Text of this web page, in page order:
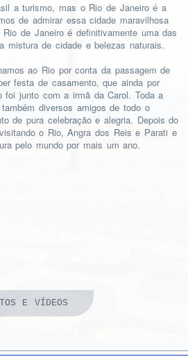
a turismo, mas o Rio de Janeiro é a
de admirar essa cidade maravilhosa
de Janeiro é definitivamente uma das
mistura de cidade e belezas naturais.
ao Rio por conta da passagem de
festa de casamento, que ainda por
junto com a irmã da Carol. Toda a
diversos amigos de todo o
de pura celebração e alegria. Depois do
o Rio, Angra dos Reis e Parati e
pelo mundo por mais um ano.
E VÍDEOS